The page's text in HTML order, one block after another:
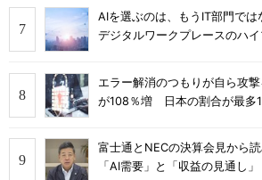
AIを選ぶのは、もうIT部門で
デジタルワークプレースのハ
エラー解消のつもりが自ら攻
が108％増 日本の割合が最多
富士通とNECの決算会見から
「AI需要」と「収益の見通し」